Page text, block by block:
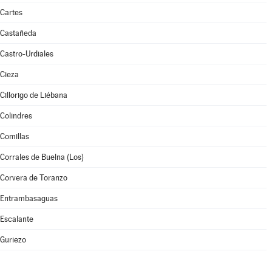
Cartes
Castañeda
Castro-Urdiales
Cieza
Cillorigo de Liébana
Colindres
Comillas
Corrales de Buelna (Los)
Corvera de Toranzo
Entrambasaguas
Escalante
Guriezo